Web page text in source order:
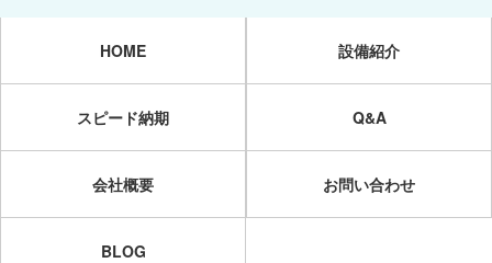
HOME 設備紹介
スピード納期 Q&A
会社概要 お問い合わせ
BLOG